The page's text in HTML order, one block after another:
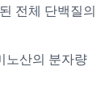
전체 단백질의
노산의 분자량